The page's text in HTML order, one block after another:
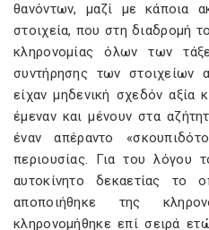
θανόντων, μαζί με κάποια
στοιχεία, που στη διαδρομή
κληρονομίας όλων των
συντήρησης των στοιχείων
είχαν μηδενική σχεδόν αξία
έμεναν και μένουν στα
έναν απέραντο
περιουσίας. Για του λόγου
αυτοκίνητο δεκαετίας το
αποποιήθηκε της
κληρονομήθηκε επί σειρά